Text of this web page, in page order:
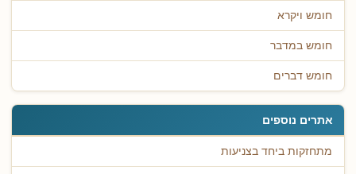
חומש ויקרא
חומש במדבר
חומש דברים
אתרים נוספים
מתחזקות ביחד בצניעות